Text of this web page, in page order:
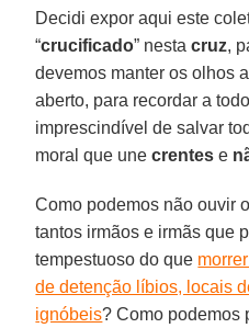
Decidi expor aqui este
“crucificado” nestacruz,
devemos manter os olhos
aberto, para recordar a
imprescindível de salvar
moral que unecrentes e
Como podemos não ouvir
tantos irmãos e irmãs que
tempestuoso do que
de detenção líbios, locais
ignóbeis? Como podemos